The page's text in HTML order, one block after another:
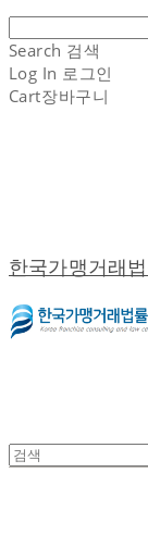
Search 검색
Log In 로그인
Cart장바구니
한국가맹거래